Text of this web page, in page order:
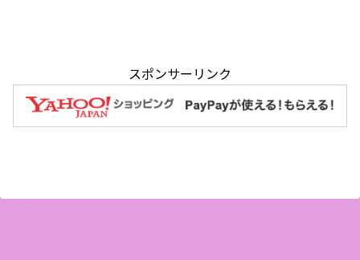
スポンサーリンク